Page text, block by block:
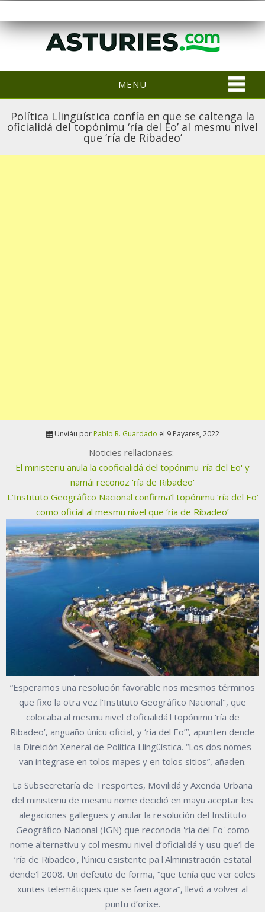
MENU
Política Llingüística confía en que se caltenga la
oficialidá del topónimu ‘ría del Eo’ al mesmu nivel
que ‘ría de Ribadeo’
Unviáu por Pablo R. Guardado el 9 Payares, 2022
Noticies rellacionaes:
El ministeriu anula la cooficialidá del topónimu 'ría del Eo' y
namái reconoz 'ría de Ribadeo'
L’Instituto Geográfico Nacional confirma’l topónimu ‘ría del Eo’
como oficial al mesmu nivel que ‘ría de Ribadeo’
“Esperamos una resolución favorable nos mesmos términos
que fixo la otra vez l'Instituto Geográfico Nacional", que
colocaba al mesmu nivel d’oficialidá'l topónimu ‘ría de
Ribadeo’, anguaño únicu oficial, y ‘ría del Eo’”, apunten dende
la Direición Xeneral de Política Llingüística. “Los dos nomes
van integrase en tolos mapes y en tolos sitios”, añaden.
La Subsecretaría de Tresportes, Movilidá y Axenda Urbana
del ministeriu de mesmu nome decidió en mayu aceptar les
alegaciones gallegues y anular la resolución del Instituto
Geográfico Nacional (IGN) que reconocía 'ría del Eo' como
nome alternativu y col mesmu nivel d’oficialidá y usu que’l de
‘ría de Ribadeo', l'únicu esistente pa l'Alministración estatal
dende'l 2008. Un defeuto de forma, “que tenía que ver coles
xuntes telemátiques que se faen agora”, llevó a volver al
puntu d’orixe.